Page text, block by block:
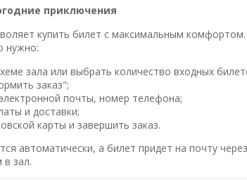
приключения
купить билет с максимальным
нужно:
зала или выбрать количество входных
заказ";
почты, номер телефона;
и доставки;
карты и завершить заказ.
автоматически, а билет придет на почту
зал.